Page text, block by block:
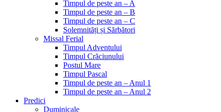
Timpul de peste an – A
Timpul de peste an – B
Timpul de peste an – C
Solemnități și Sărbători
Missal Ferial
Timpul Adventului
Timpul Crăciunului
Postul Mare
Timpul Pascal
Timpul de peste an – Anul 1
Timpul de peste an – Anul 2
Predici
Duminicale